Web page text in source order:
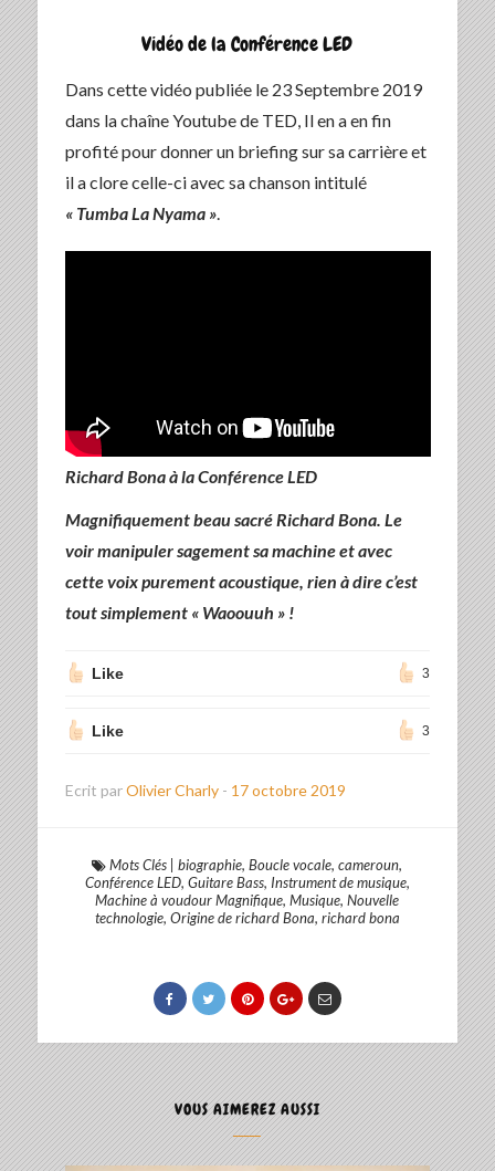
Vidéo de la Conférence LED
Dans cette vidéo publiée le 23 Septembre 2019
dans la chaîne Youtube de TED, Il en a en fin
profité pour donner un briefing sur sa carrière et
il a clore celle-ci avec sa chanson intitulé
« Tumba La Nyama ».
Richard Bona à la Conférence LED
Magnifiquement beau sacré Richard Bona. Le
voir manipuler sagement sa machine et avec
cette voix purement acoustique, rien à dire c’est
tout simplement « Waoouuh » !
Like 3
Like 3
Ecrit parOlivier Charly - 17 octobre 2019
Mots Clés |biographie,Boucle vocale,cameroun,
Conférence LED, Guitare Bass, Instrument de musique,
Machine à voudour Magnifique,Musique,Nouvelle
technologie, Origine de richard Bona, richard bona
VOUS AIMEREZ AUSSI